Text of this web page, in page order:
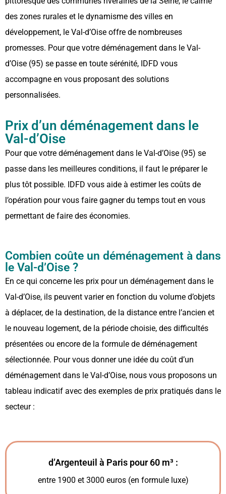
des zones rurales et le dynamisme des villes en
développement, le Val-d’Oise offre de nombreuses
promesses. Pour que votre déménagement dans le Val-
d’Oise (95) se passe en toute sérénité, IDFD vous
accompagne en vous proposant des solutions
personnalisées.
Prix d’un déménagement dans le
Val-d’Oise
Pour que votre déménagement dans le Val-d’Oise (95) se
passe dans les meilleures conditions, il faut le préparer le
plus tôt possible. IDFD vous aide à estimer les coûts de
l’opération pour vous faire gagner du temps tout en vous
permettant de faire des économies.
Combien coûte un déménagement à dans
le Val-d’Oise ?
En ce qui concerne les prix pour un déménagement dans le
Val-d’Oise, ils peuvent varier en fonction du volume d’objets
à déplacer, de la destination, de la distance entre l’ancien et
le nouveau logement, de la période choisie, des difficultés
présentées ou encore de la formule de déménagement
sélectionnée. Pour vous donner une idée du coût d’un
déménagement dans le Val-d’Oise, nous vous proposons un
tableau indicatif avec des exemples de prix pratiqués dans le
secteur :
d’Argenteuil à Paris pour 60 m³ :
entre 1900 et 3000 euros (en formule luxe)